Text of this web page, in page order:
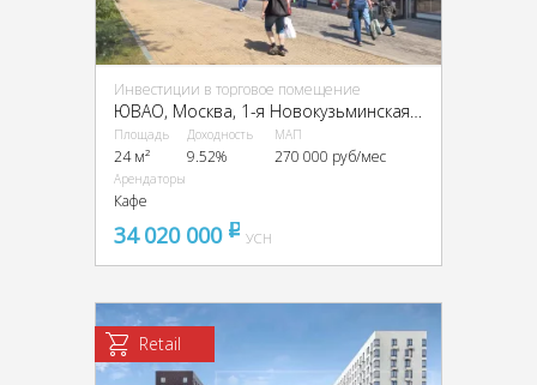
Инвестиции в торговое помещение
Площадь
24 м²
Доходность
9.52%
МАП
270 000 руб/мес
Арендаторы
Кафе
34 020 000 pуб
УСН
Retail